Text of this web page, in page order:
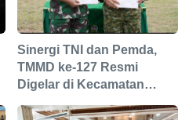
Sinergi TNI dan Pemda,
TMMD ke-127 Resmi
Digelar di Kecamatan